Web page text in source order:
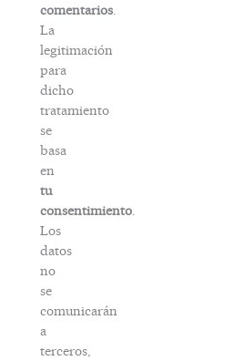
comentarios.
La
legitimación
para
dicho
tratamiento
se
basa
en
tu
consentimiento.
Los
datos
no
se
comunicarán
a
terceros,